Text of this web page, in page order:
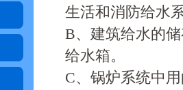
生活和消防给水
B、建筑给水的
给水箱。
C、锅炉系统中